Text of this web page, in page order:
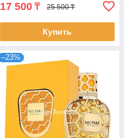
17 500 ₸ 25 500 ₸
Купить
–23%